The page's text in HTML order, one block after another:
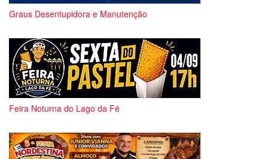
Graus Desentupidora e Manutenção
Feira Noturna do Lago da Fé